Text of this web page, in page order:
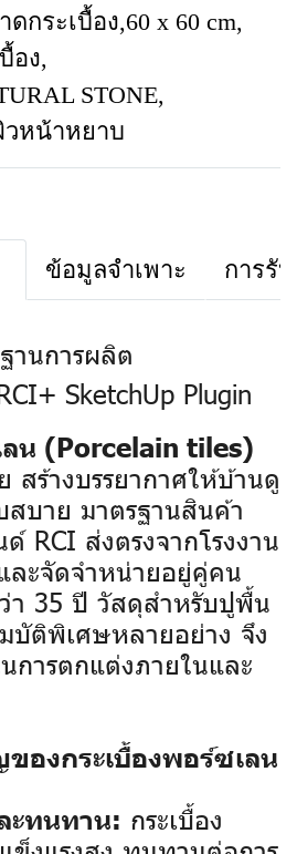
ดกระเบื้อง,60 x 60 cm,
อง,
STONE,
วหน้าหยาบ
ข้อมูลจำเพาะ การรั
านการผลิต
SketchUp Plugin
ลน (Porcelain tiles)
ร้างบรรยากาศให้บ้านดู
สบาย มาตรฐานสินค้า
RCI ส่งตรงจากโรงงาน
ละจัดจำหน่ายอยู่คู่คน
า 35 ปี วัสดุสำหรับปูพื้น
ติพิเศษหลายอย่าง จึง
การตกแต่งภายในและ
งกระเบื้องพอร์ซเลน
ะทนทาน: กระเบื้อง